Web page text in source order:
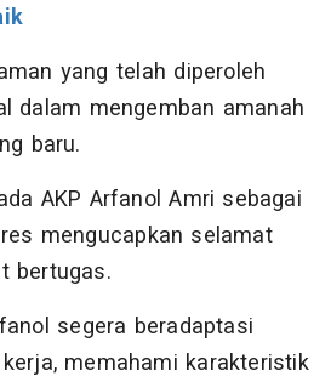
yang telah diperoleh
dalam mengemban amanah
baru.
AKP Arfanol Amri sebagai
mengucapkan selamat
bertugas.
segera beradaptasi
memahami karakteristik